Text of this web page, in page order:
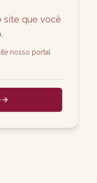
site que você
nosso portal